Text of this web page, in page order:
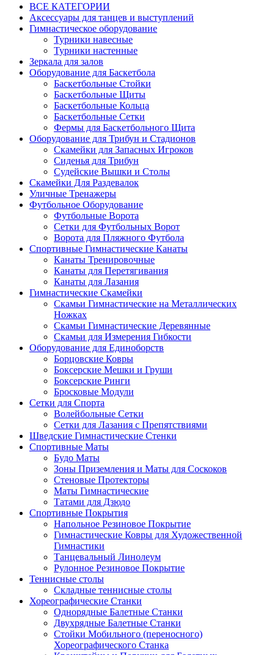
ВСЕ КАТЕГОРИИ
Аксессуары для танцев и выступлений
Гимнастическое оборудование
Турники навесные
Турники настенные
Зеркала для залов
Оборудование для Баскетбола
Баскетбольные Стойки
Баскетбольные Щиты
Баскетбольные Кольца
Баскетбольные Сетки
Фермы для Баскетбольного Щита
Оборудование для Трибун и Стадионов
Скамейки для Запасных Игроков
Сиденья для Трибун
Судейские Вышки и Столы
Скамейки Для Раздевалок
Уличные Тренажеры
Футбольное Оборудование
Футбольные Ворота
Сетки для Футбольных Ворот
Ворота для Пляжного Футбола
Спортивные Гимнастические Канаты
Канаты Тренировочные
Канаты для Перетягивания
Канаты для Лазания
Гимнастические Скамейки
Скамьи Гимнастические на Металлических
Ножках
Скамьи Гимнастические Деревянные
Скамьи для Измерения Гибкости
Оборудование для Единоборств
Борцовские Ковры
Боксерские Мешки и Груши
Боксерские Ринги
Бросковые Модули
Сетки для Спорта
Волейбольные Сетки
Сетки для Лазания с Препятствиями
Шведские Гимнастические Стенки
Спортивные Маты
Будо Маты
Зоны Приземления и Маты для Соскоков
Стеновые Протекторы
Маты Гимнастические
Татами для Дзюдо
Спортивные Покрытия
Напольное Резиновое Покрытие
Гимнастические Ковры для Художественной
Гимнастики
Танцевальный Линолеум
Рулонное Резиновое Покрытие
Теннисные столы
Складные теннисные столы
Хореографические Станки
Однорядные Балетные Станки
Двухрядные Балетные Станки
Стойки Мобильного (переносного)
Хореографического Станка